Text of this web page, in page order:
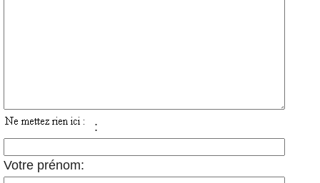
:
Votre prénom: